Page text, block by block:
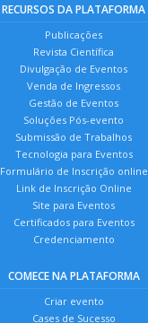
RECURSOS DA PLATAFORMA
Publicações
Revista Científica
Divulgação de Eventos
Venda de Ingressos
Gestão de Eventos
Soluções Pós-evento
Submissão de Trabalhos
Tecnologia para Eventos
Formulário de Inscrição online
Link de Inscrição Online
Site para Eventos
Certificados para Eventos
Credenciamento
COMECE NA PLATAFORMA
Criar evento
Cases de Sucesso